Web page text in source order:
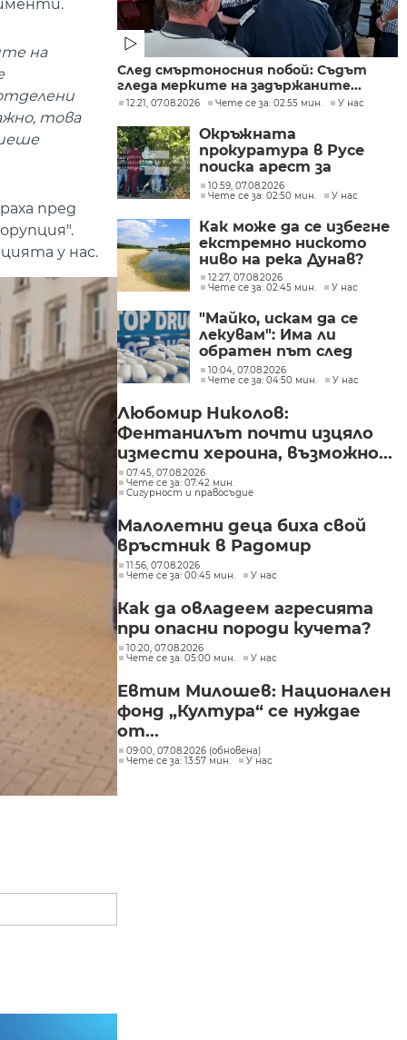
на
това
пред
у нас.
След смъртоносния побой: Съдът
гледа мерките на задържаните...
12:21, 07.08.2026 Чете се за: 02:55 мин. У нас
Окръжната
прокуратура в Русе
поиска арест за
петима от
участниците в
групите, свързани с
разбитата
лаборатория за
фентанил
10:59, 07.08.2026
Чете се за: 02:50 мин.
У нас
Как може да се избегне
екстремно ниското
ниво на река Дунав?
12:27, 07.08.2026
Чете се за: 02:45 мин.
У нас
"Майко, искам да се
лекувам": Има ли
обратен път след
фентанила
10:04, 07.08.2026
Чете се за: 04:50 мин.
У нас
Любомир Николов:
Фентанилът почти изцяло
измести хероина, възможно...
07:45, 07.08.2026
Чете се за: 07:42 мин.
Сигурност и правосъдие
Малолетни деца биха свой
връстник в Радомир
11:56, 07.08.2026
Чете се за: 00:45 мин.
У нас
Как да овладеем агресията
при опасни породи кучета?
10:20, 07.08.2026
Чете се за: 05:00 мин.
У нас
Евтим Милошев: Национален
фонд „Култура“ се нуждае
от...
09:00, 07.08.2026 (обновена)
Чете се за: 13:57 мин.
У нас